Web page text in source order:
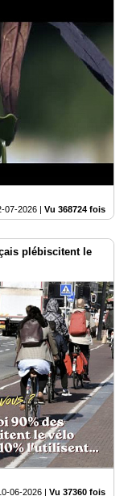
07-2026 Vu 368724 fois
plébiscitent le
06-2026 | Vu 37360 fois